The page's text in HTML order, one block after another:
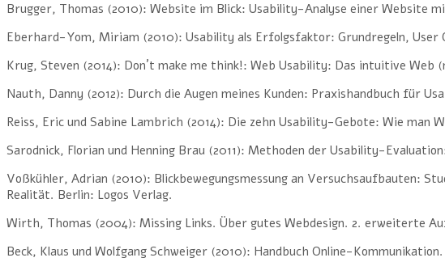
Brugger, Thomas (2010): Website im Blick: Usability-Analyse einer Website
Eberhard-Yom, Miriam (2010): Usability als Erfolgsfaktor: Grundregeln,
Krug, Steven (2014): Don´t make me think!: Web Usability: Das intuitive Web
Nauth, Danny (2012): Durch die Augen meines Kunden: Praxishandbuch für
Reiss, Eric und Sabine Lambrich (2014): Die zehn Usability-Gebote: Wie man
Sarodnick, Florian und Henning Brau (2011): Methoden der Usability-
Voßkühler, Adrian (2010): Blickbewegungsmessung an Versuchsaufbauten:
Realität. Berlin: Logos Verlag.
Wirth, Thomas (2004): Missing Links. Über gutes Webdesign. 2. erweiterte
Beck, Klaus und Wolfgang Schweiger (2010): Handbuch Online-Kommunikation.